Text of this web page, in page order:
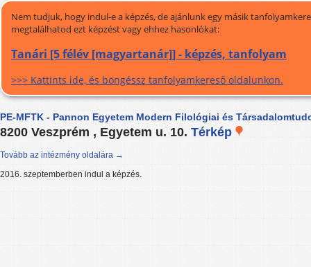
Nem tudjuk, hogy indul-e a képzés, de ajánlunk egy másik
megtalálhatod ezt képzést vagy ehhez hasonlókat:
Tanári [5 félév [magyartanár]] - képzés, tanfolyam
>>> Kattints ide, és böngéssz tanfolyamkereső oldalunkon.
PE-MFTK - Pannon Egyetem Modern Filológiai és
8200 Veszprém , Egyetem u. 10. Térkép
Tovább az intézmény oldalára →
2016. szeptemberben indul a képzés.